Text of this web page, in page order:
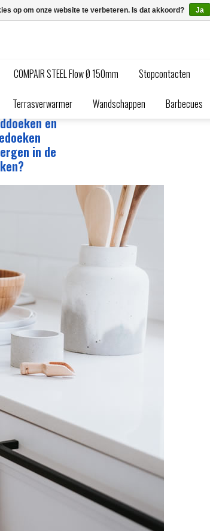
COMPAIR STEEL Flow Ø 150mm Stopcontacten
Terrasverwarmer Wandschappen Barbecues
luchtafvoer en veel meer...
kun je
en
in de
op om onze website te verbeteren. Is dat akkoord? Ja